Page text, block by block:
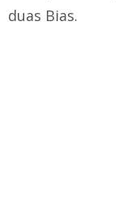
duas Bias.